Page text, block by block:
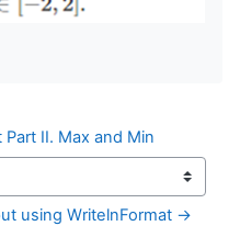
II. Max and Min
using WritelnFormat →